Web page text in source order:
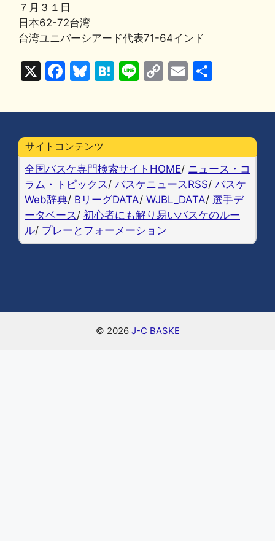
７月３１日
日本62-72台湾
台湾ユニバーシアード代表71-64インド
X
F
c
b
o
o
k
Bl
e
k
y
H
e
Li
e
C
p
n
k
E
ai
サイトコンテンツ
全国バスケ専門検索サイトHOME/ ニュース・コ
ラム・トピックス/ バスケニュースRSS/ バスケ
Web辞典/ BリーグDATA/ WJBL_DATA/ 選手デ
ータベース/ 初心者にも解り易いバスケのルー
ル/ プレーとフォーメーション
© 2026 J-C BASKE